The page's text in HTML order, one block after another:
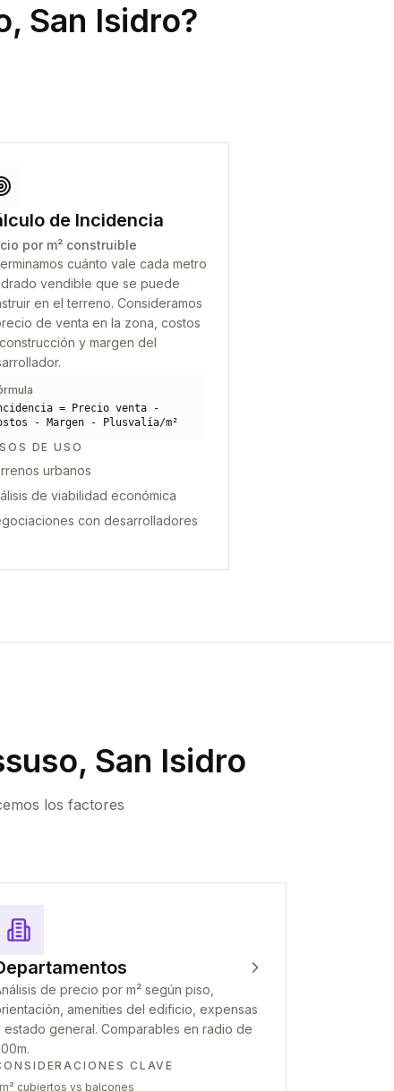
San Isidro?
de Incidencia
por m² construible
cuánto vale cada metro
vendible que se puede
en el terreno. Consideramos
de venta en la zona, costos
y margen del
= Precio venta -
- Margen - Plusvalía/m²
DE USO
urbanos
de viabilidad económica
con desarrolladores
San Isidro
los factores
de precio por m² según piso,
amenities del edificio, expensas
estado general. Comparables en radio de
CLAVE
m² cubiertos vs balcones